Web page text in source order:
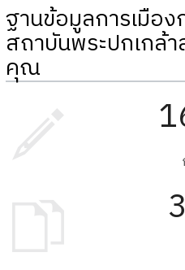
ฐานข้อมูลการเมือ
สถาบันพระปกเกล้
คุณ